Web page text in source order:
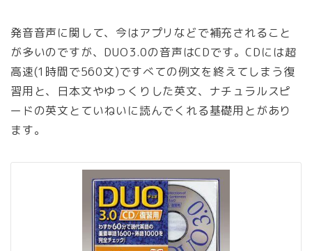
発音音声に関して、今はアプリなどで補充されること
が多いのですが、DUO3.0の音声はCDです。CDには超
高速(1時間で560文)ですべての例文を終えてしまう復
習用 と、日本文やゆっくりした英文、ナチュラルスピ
ードの英文とていねいに読んでくれる基礎用 とがあり
ます。